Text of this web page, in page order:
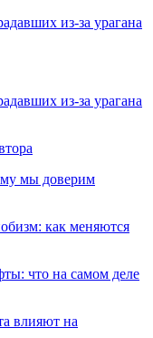
из-за урагана
из-за урагана
мы доверим
как меняются
что на самом деле
влияют на